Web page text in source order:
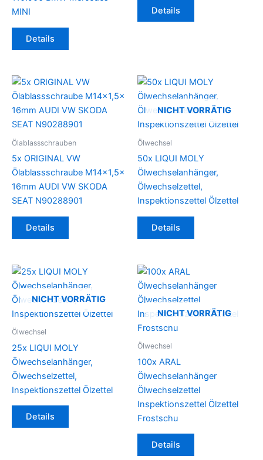
MINI
Details
Dieses
Varianten
auf.
Die
Optionen
können
auf
der
Produktseite
gewählt
Details
Ölablassschrauben
5x ORIGINAL VW
Ölablassschraube M14x1,5x
16mm AUDI VW SKODA
SEAT N90288901
Details
NICHT VORRÄTIG
Ölwechsel
50x LIQUI MOLY
Ölwechselanhänger,
Ölwechselzettel,
Inspektionszettel Ölzettel
Details
NICHT VORRÄTIG
Ölwechsel
25x LIQUI MOLY
Ölwechselanhänger,
Ölwechselzettel,
Inspektionszettel Ölzettel
Details
NICHT VORRÄTIG
Ölwechsel
100x ARAL
Ölwechselanhänger
Ölwechselzettel
Inspektionszettel Ölzettel
Frostschu
Details